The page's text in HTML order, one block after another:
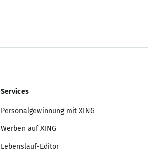
Services
Personalgewinnung mit XING
Werben auf XING
Lebenslauf-Editor